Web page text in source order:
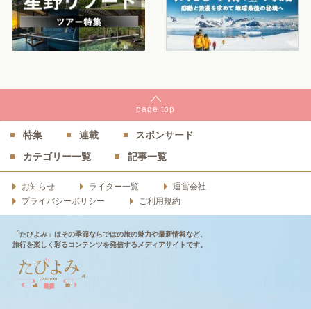
page top
特集 連載
スポンサード
カテゴリー一覧
記事一覧
お知らせ ライター一覧
運営会社
プライバシーポリシー
ご利用規約
「たびよみ」はその季節ならではの旅の魅力や最新情報など、
旅行を楽しく彩るコンテンツを発信するメディアサイトです。